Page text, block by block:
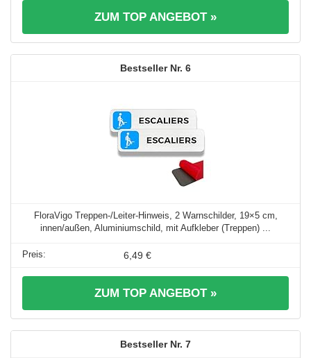
ZUM TOP ANGEBOT »
6
FloraVigo Treppen-/Leiter-Hinweis, 2 Warnschilder, 19×5 cm,
innen/außen, Aluminiumschild, mit Aufkleber (Treppen) ...
6,49 €
ZUM TOP ANGEBOT »
7